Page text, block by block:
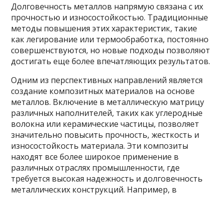
Долговечность металлов напрямую связана с их
прочностью и износостойкостью. Традиционные
методы повышения этих характеристик, такие
как легирование или термообработка, постоянно
совершенствуются, но новые подходы позволяют
достигать еще более впечатляющих результатов.
Одним из перспективных направлений является
создание композитных материалов на основе
металлов. Включение в металлическую матрицу
различных наполнителей, таких как углеродные
волокна или керамические частицы, позволяет
значительно повысить прочность, жесткость и
износостойкость материала. Эти композиты
находят все более широкое применение в
различных отраслях промышленности, где
требуется высокая надежность и долговечность
металлических конструкций. Например, в